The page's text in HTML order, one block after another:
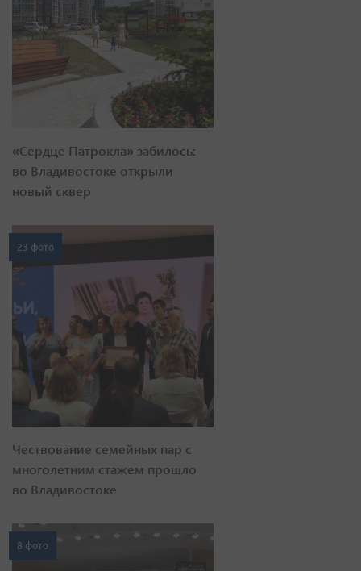
«Сердце Патрокла» забилось:
во Владивостоке открыли
новый сквер
23 фото
Чествование семейных пар с
многолетним стажем прошло
во Владивостоке
8 фото